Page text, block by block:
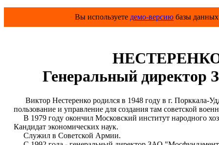
Вы используете демо-версию базы
НЕСТЕРЕНКО
Генеральный
Виктор Нестеренко родился в 1948 году в г. Порккала-
пользование и управление для создания там советской
В 1979 году окончил Московский институт народного
Кандидат экономических наук.
Служил в Советской Армии.